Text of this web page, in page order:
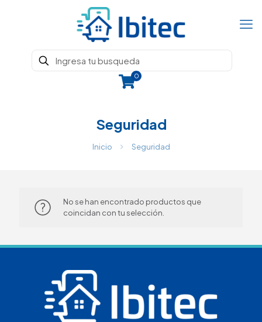
0
Seguridad
Inicio Seguridad
No se han encontrado productos que
coincidan con tu selección.